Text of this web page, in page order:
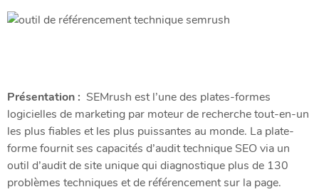
Présentation : SEMrush est l’une des plates-formes
logicielles de marketing par moteur de recherche tout-en-un
les plus fiables et les plus puissantes au monde. La plate-
forme fournit ses capacités d’audit technique SEO via un
outil d’audit de site unique qui diagnostique plus de 130
problèmes techniques et de référencement sur la page.